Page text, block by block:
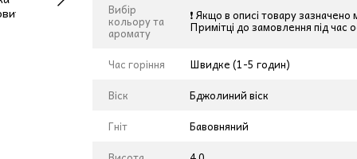
Вибір
кольору та
аромату
❗ Якщо в описі товару
Примітці до замовлення під час
Час горіння
Швидке (1-5 годин)
Віск
Бджолиний віск
Гніт
Бавовняний